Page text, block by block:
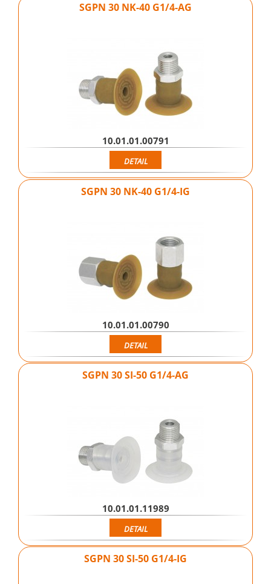
SGPN 30 NK-40 G1/4-AG
10.01.01.00791
DETAIL
SGPN 30 NK-40 G1/4-IG
10.01.01.00790
DETAIL
SGPN 30 SI-50 G1/4-AG
10.01.01.11989
DETAIL
SGPN 30 SI-50 G1/4-IG